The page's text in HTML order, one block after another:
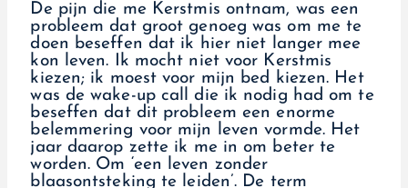
De pijn die me Kerstmis ontnam, was een
probleem dat groot genoeg was om me te
doen beseffen dat ik hier niet langer mee
kon leven. Ik mocht niet voor Kerstmis
kiezen; ik moest voor mijn bed kiezen. Het
was de wake-up call die ik nodig had om te
beseffen dat dit probleem een enorme
belemmering voor mijn leven vormde. Het
jaar daarop zette ik me in om beter te
worden. Om ‘een leven zonder
blaasontsteking te leiden’. De term